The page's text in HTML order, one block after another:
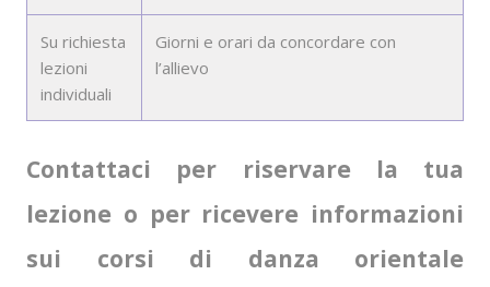
Su richiesta
lezioni
individuali
Giorni e orari da concordare con
l’allievo
Contattaci per riservare la tua
lezione o per ricevere informazioni
sui corsi di danza orientale